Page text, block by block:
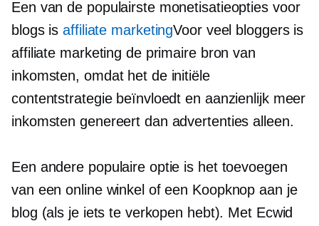
Een van de populairste monetisatieopties voor
blogs isaffiliate marketingVoor veel bloggers is
affiliate marketing de primaire bron van
inkomsten, omdat het de initiële
contentstrategie beïnvloedt en aanzienlijk meer
inkomsten genereert dan advertenties alleen.
Een andere populaire optie is het toevoegen
van een online winkel of een Koopknop aan je
blog (als je iets te verkopen hebt). Met Ecwid